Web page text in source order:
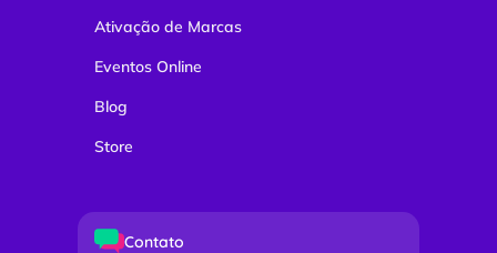
Ativação de Marcas
Eventos Online
Blog
Store
Contato